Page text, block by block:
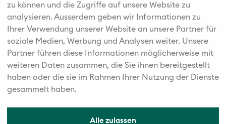
zu können und die Zugriffe auf unsere Website zu
analysieren. Außerdem geben wir Informationen zu
Ihrer Verwendung unserer Website an unsere Partner für
soziale Medien, Werbung und Analysen weiter. Unsere
Partner führen diese Informationen möglicherweise mit
weiteren Daten zusammen, die Sie ihnen bereitgestellt
haben oder die sie im Rahmen Ihrer Nutzung der Dienste
gesammelt haben.
Alle zulassen